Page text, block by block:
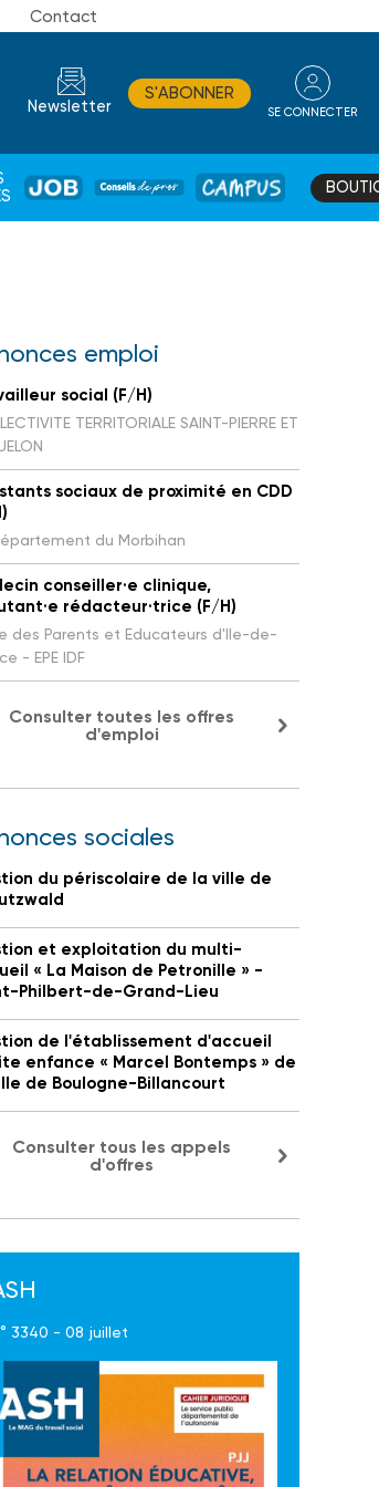
Contact
Newsletter
S'ABONNER
SE CONNECTER
JOB
DE
CAMPUS
emploi
social (F/H)
TERRITORIALE SAINT-PIERRE ET
sociaux de proximité en CDD
du Morbihan
conseiller·e clinique,
rédacteur·trice (F/H)
des Parents et Educateurs d'Ile-de-
- EPE IDF
Consulter toutes les offres
d'emploi
sociales
du périscolaire de la ville de
et exploitation du multi-
« La Maison de Petronille » -
Philbert-de-Grand-Lieu
de l'établissement d'accueil
enfance « Marcel Bontemps » de
de Boulogne-Billancourt
Consulter tous les appels
d'offres
3340 - 08 juillet